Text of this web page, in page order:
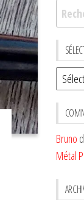
une
Bruno
Métal